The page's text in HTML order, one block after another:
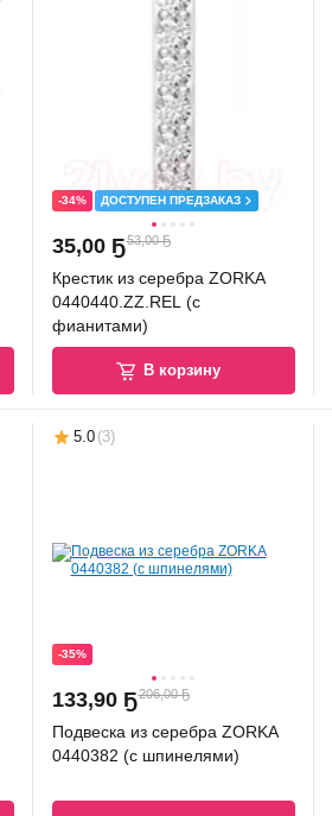
-34% ДОСТУПЕН ПРЕДЗАКАЗ
35,00 Ҕ53,00 Ҕ
Крестик из серебра ZORKA
0440440.ZZ.REL (с
фианитами)
В корзину
5.0 (3)
-35%
133,90 Ҕ206,00 Ҕ
Подвеска из серебра ZORKA
0440382 (с шпинелями)